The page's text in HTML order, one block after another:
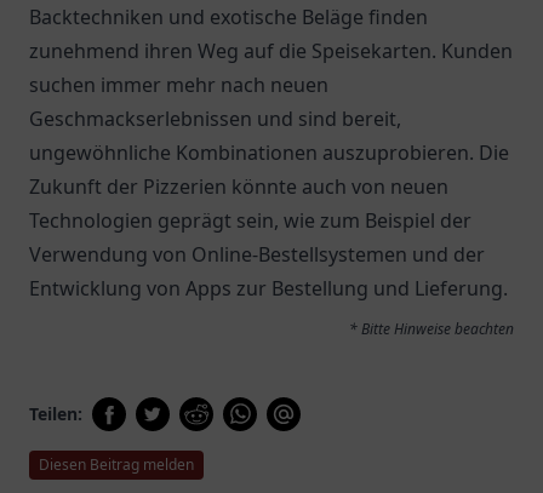
Backtechniken und exotische Beläge finden
zunehmend ihren Weg auf die Speisekarten. Kunden
suchen immer mehr nach neuen
Geschmackserlebnissen und sind bereit,
ungewöhnliche Kombinationen auszuprobieren. Die
Zukunft der Pizzerien könnte auch von neuen
Technologien geprägt sein, wie zum Beispiel der
Verwendung von Online-Bestellsystemen und der
Entwicklung von Apps zur Bestellung und Lieferung.
* Bitte Hinweise beachten
Teilen:
Diesen Beitrag melden